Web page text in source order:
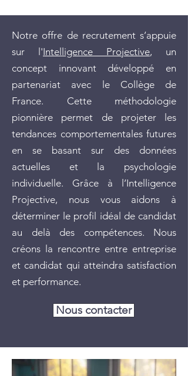
Notre offre de recrutement s’appuie
sur l'Intelligence Projective, un
concept innovant développé en
partenariat avec le Collège de
France. Cette méthodologie
pionnière permet de projeter les
tendances comportementales futures
en se basant sur des données
actuelles et la psychologie
individuelle. Grâce à l’Intelligence
Projective, nous vous aidons à
déterminer le profil idéal de candidat
au delà des compétences. Nous
créons la rencontre entre entreprise
et candidat qui atteindra satisfaction
et performance.
Nous contacter